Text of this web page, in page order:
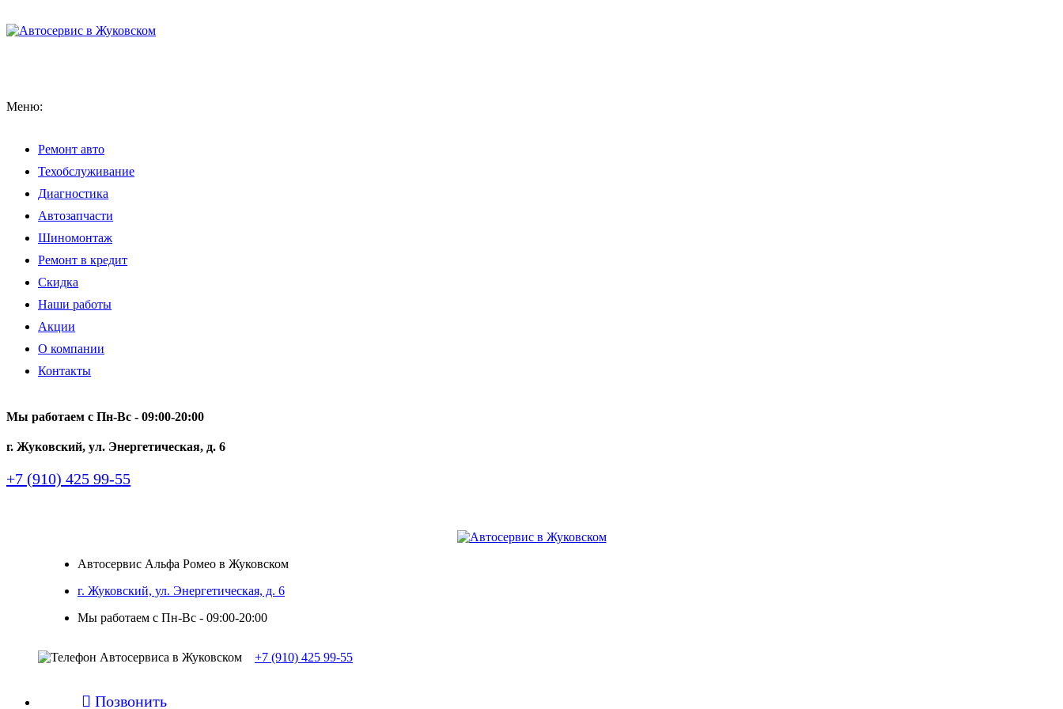
Меню:
Ремонт авто
Техобслуживание
Диагностика
Автозапчасти
Шиномонтаж
Ремонт в кредит
Скидка
Наши работы
Акции
О компании
Контакты
Мы работаем с Пн-Вc - 09:00-20:00
г. Жуковский, ул. Энергетическая, д. 6
+7 (910) 425 99-55
Автосервис Альфа Ромео в Жуковском
г. Жуковский, ул. Энергетическая, д. 6
Мы работаем с Пн-Вc - 09:00-20:00
+7 (910) 425 99-55
 Позвонить